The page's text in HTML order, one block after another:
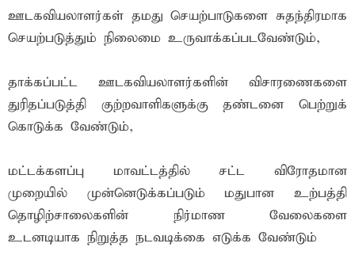
ஊடகவியலாளர்கள் தமது செயற்பாடுகளை சுதந்திரமாக
செயற்படுத்தும் நிலைமை உருவாக்கப்படவேண்டும்,
தாக்கப்பட்ட ஊடகவியலாளர்களின் விசாரணைகளை
துரிதப்படுத்தி குற்றவாளிகளுக்கு தண்டனை பெற்றுக்
கொடுக்க வேண்டும்,
மட்டக்களப்பு மாவட்டத்தில் சட்ட விரோதமான
முறையில் முன்னெடுக்கப்படும் மதுபான உற்பத்தி
தொழிற்சாலைகளின் நிர்மாண வேலைகளை
உடனடியாக நிறுத்த நடவடிக்கை எடுக்க வேண்டும்